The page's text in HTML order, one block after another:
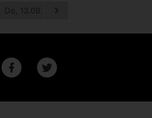
Do, 13.08. Fr, 14.08.